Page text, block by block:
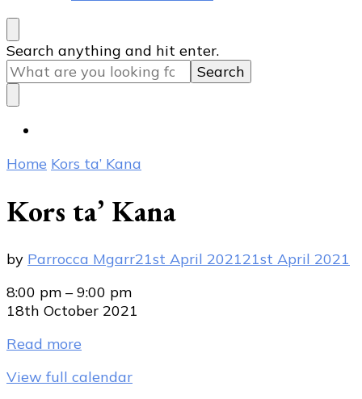
Looking
for
Something?
Search anything and hit enter.
Home Kors ta’ Kana
Kors ta’ Kana
by Parrocca Mgarr21st April 202121st April 2021
Kors
ta'
8:00 pm – 9:00 pm
18th October 2021
Read more
View full calendar